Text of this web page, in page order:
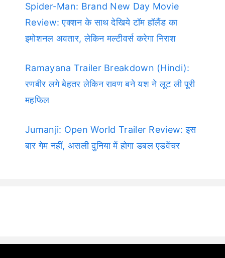
Spider-Man: Brand New Day Movie
Review: एक्शन के साथ देखिये टॉम हॉलैंड का
इमोशनल अवतार, लेकिन मल्टीवर्स करेगा निराश
Ramayana Trailer Breakdown (Hindi):
रणबीर लगे बेहतर लेकिन रावण बने यश ने लूट ली पूरी
महफिल
Jumanji: Open World Trailer Review: इस
बार गेम नहीं, असली दुनिया में होगा डबल एडवेंचर